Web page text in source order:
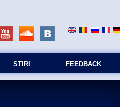
STIRI FEEDBACK